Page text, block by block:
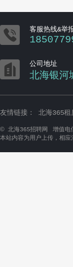
 客服热线&举
 公司地址
北海银河
友情链接： 北海365租
© 北海365招聘网 增值电
本站内容为用户上传，相